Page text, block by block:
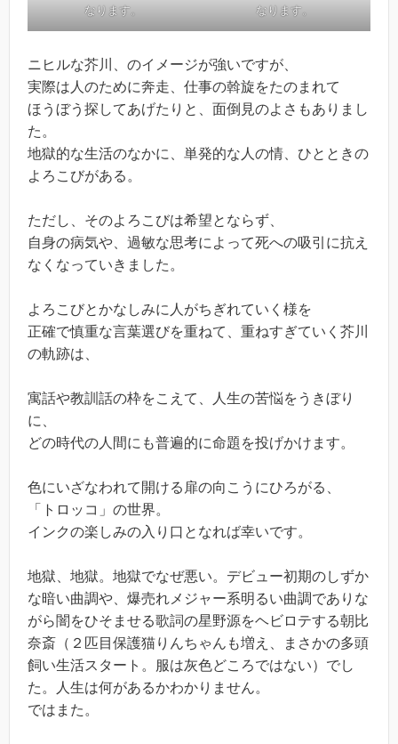
なります。
なります。
ニヒルな芥川、のイメージが強いですが、
実際は人のために奔走、仕事の斡旋をたのまれて
ほうぼう探してあげたりと、面倒見のよさもありまし
た。
地獄的な生活のなかに、単発的な人の情、ひとときの
よろこびがある。
ただし、そのよろこびは希望とならず、
自身の病気や、過敏な思考によって死への吸引に抗え
なくなっていきました。
よろこびとかなしみに人がちぎれていく様を
正確で慎重な言葉選びを重ねて、重ねすぎていく芥川
の軌跡は、
寓話や教訓話の枠をこえて、人生の苦悩をうきぼり
に、
どの時代の人間にも普遍的に命題を投げかけます。
色にいざなわれて開ける扉の向こうにひろがる、
「トロッコ」の世界。
インクの楽しみの入り口となれば幸いです。
地獄、地獄。地獄でなぜ悪い。デビュー初期のしずか
な暗い曲調や、爆売れメジャー系明るい曲調でありな
がら闇をひそませる歌詞の星野源をヘビロテする朝比
奈斎（２匹目保護猫りんちゃんも増え、まさかの多頭
飼い生活スタート。服は灰色どころではない）でし
た。人生は何があるかわかりません。
ではまた。